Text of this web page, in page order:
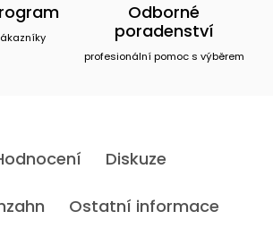
Odborné
poradenství
profesionální pomoc s výběrem
Diskuze
Ostatní informace